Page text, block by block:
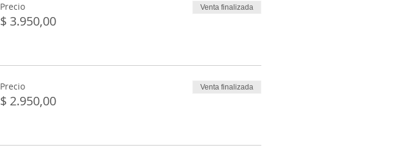
Precio
$ 3.950,00
Venta finalizada
Precio
$ 2.950,00
Venta finalizada